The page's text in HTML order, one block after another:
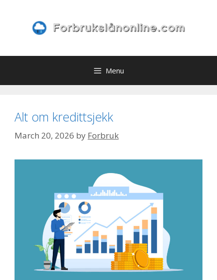
Menu
Alt om kredittsjekk
March 20, 2026 by Forbruk